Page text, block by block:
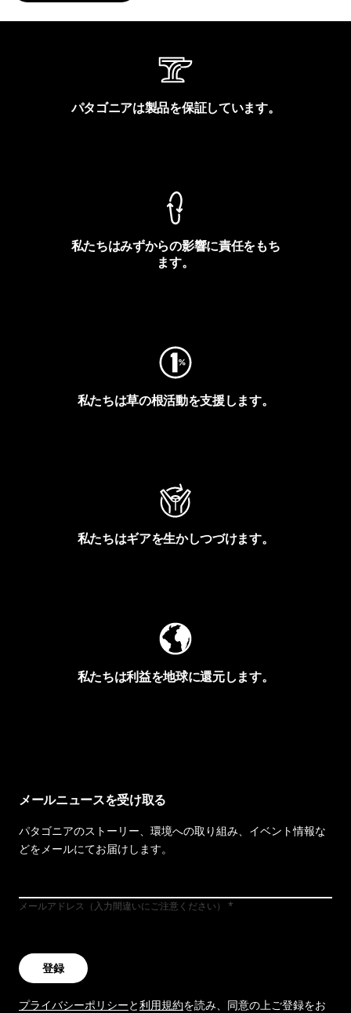
パタゴニアは製品を保証しています。
私たちはみずからの影響に責任をもち
ます。
私たちは草の根活動を支援します。
私たちはギアを生かしつづけます。
私たちは利益を地球に還元します。
メールニュースを受け取る
パタゴニアのストーリー、環境への取り組み、イベント情報な
どをメールにてお届けします。
メールアドレス（入力間違いにご注意ください）
登録
プライバシーポリシーと利用規約を読み、同意の上ご登録をお